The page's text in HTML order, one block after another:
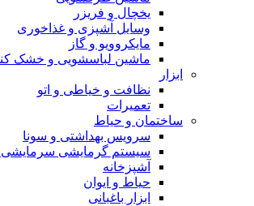
یخچال و فریزر
وسایل آشپزی و غذاخوری
مایکروویو و گاز
ماشین لباسشویی و خشک
ابزار
نظافت و خیاطی و اتو
تعمیرات
ساختمان و حیاط
سرویس بهداشتی و سونا
سیستم گرمایشی سرمایشی
آشپزخانه
حیاط و ایوان
ابزار باغبانی